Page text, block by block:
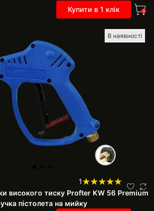
Купити в 1 клік 0
В наявності
1
високого тиску Profter KW 56 Premium
пістолета на мийку